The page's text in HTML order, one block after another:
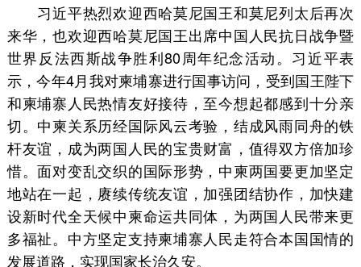
习近平热烈欢迎西哈莫尼国王和莫尼列太后再次
来华，也欢迎西哈莫尼国王出席中国人民抗日战争暨
世界反法西斯战争胜利80周年纪念活动。习近平表
示，今年4月我对柬埔寨进行国事访问，受到国王陛下
和柬埔寨人民热情友好接待，至今想起都感到十分亲
切。中柬关系历经国际风云考验，结成风雨同舟的铁
杆友谊，成为两国人民的宝贵财富，值得双方倍加珍
惜。面对变乱交织的国际形势，中柬两国要更加坚定
地站在一起，赓续传统友谊，加强团结协作，加快建
设新时代全天候中柬命运共同体，为两国人民带来更
多福祉。中方坚定支持柬埔寨人民走符合本国国情的
发展道路，实现国家长治久安。